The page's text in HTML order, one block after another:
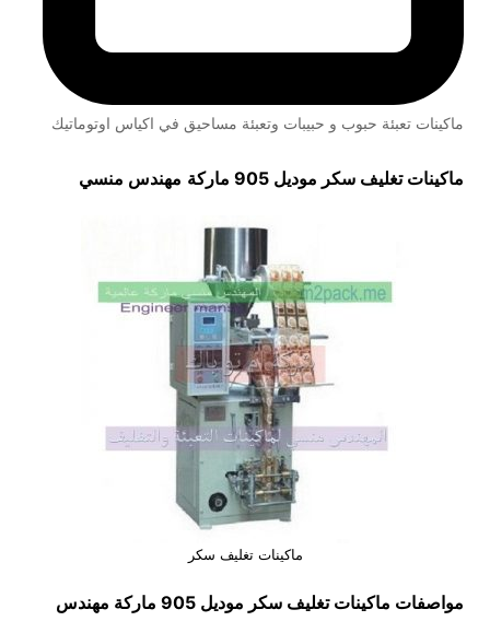
ماكينات تعبئة حبوب و حبيبات وتعبئة مساحيق في اكياس اوتوماتيك
ماكينات تغليف سكر موديل 905 ماركة مهندس منسي
ماكينات تغليف سكر
مواصفات ماكينات تغليف سكر
موديل 905 ماركة مهندس